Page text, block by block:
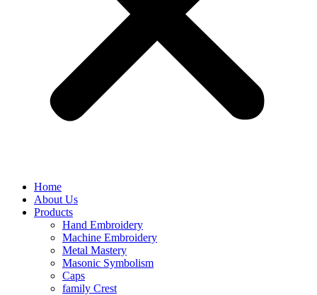
Home
About Us
Products
Hand Embroidery
Machine Embroidery
Metal Mastery
Masonic Symbolism
Caps
family Crest